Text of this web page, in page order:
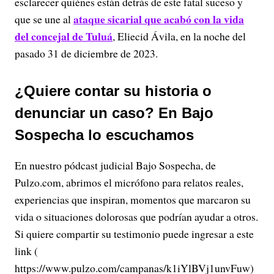
que se une alataque sicarial que acabó con la vida
del concejal de Tuluá, Eliecid Ávila, en la noche del
pasado 31 de diciembre de 2023.
¿Quiere contar su historia o
denunciar un caso? En Bajo
Sospecha lo escuchamos
En nuestro pódcast judicial Bajo Sospecha, de
Pulzo.com, abrimos el micrófono para relatos reales,
experiencias que inspiran, momentos que marcaron su
vida o situaciones dolorosas que podrían ayudar a otros.
Si quiere compartir su testimonio puede ingresar a este
link (
https://www.pulzo.com/campanas/k1iYlBVj1unvFuw)